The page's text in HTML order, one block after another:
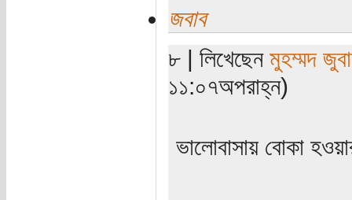
জবাব
৮ | লিখেছেন মুহম্মদ
১১:০৭অপরাহ্ন)
ভালোবাসায় বোকা